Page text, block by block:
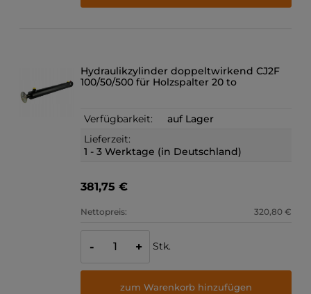
Hydraulikzylinder doppeltwirkend CJ2F
100/50/500 für Holzspalter 20 to
Verfügbarkeit:
auf Lager
Lieferzeit:
1 - 3 Werktage (in Deutschland)
381,75 €
Nettopreis: 320,80 €
- + Stk.
zum Warenkorb hinzufügen